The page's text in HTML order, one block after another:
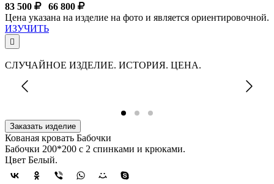
83 500
66 800
Цена указана на изделие на фото и является ориентировочной.
ИЗУЧИТЬ
СЛУЧАЙНОЕ ИЗДЕЛИЕ. ИСТОРИЯ. ЦЕНА.
Заказать изделие
Кованая кровать Бабочки
Бабочки 200*200 с 2 спинками и крюками.
Цвет Белый.